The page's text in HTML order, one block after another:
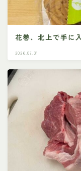
花巻、北上で手に
2026.07.31